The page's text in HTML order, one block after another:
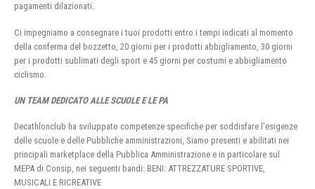
pagamenti dilazionati.
Ci impegniamo a consegnare i tuoi prodotti entro i tempi indicati al momento
della conferma del bozzetto, 20 giorni per i prodotti abbigliamento, 30 giorni
per i prodotti sublimati degli sport e 45 giorni per costumi e abbigliamento
ciclismo.
UN TEAM DEDICATO ALLE SCUOLE E LE PA
Decathlonclub ha sviluppato competenze specifiche per soddisfare l’esigenze
delle scuole e delle Pubbliche amministrazioni, Siamo presenti e abilitati nei
principali marketplace della Pubblica Amministrazione e in particolare sul
MEPA di Consip, nei seguenti bandi: BENI: ATTREZZATURE SPORTIVE,
MUSICALI E RICREATIVE